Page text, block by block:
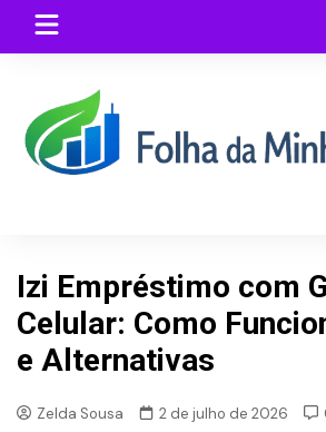
Izi Empréstimo com
Celular: Como
e Alternativas
Zelda Sousa 2 de julho de 2026